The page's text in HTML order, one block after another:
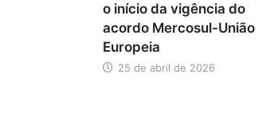
o início da vigência do
acordo Mercosul-União
Europeia
25 de abril de 2026